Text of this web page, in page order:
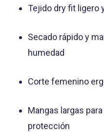
Tejido dry fit ligero
Secado rápido y
humedad
Corte femenino
Mangas largas
protección